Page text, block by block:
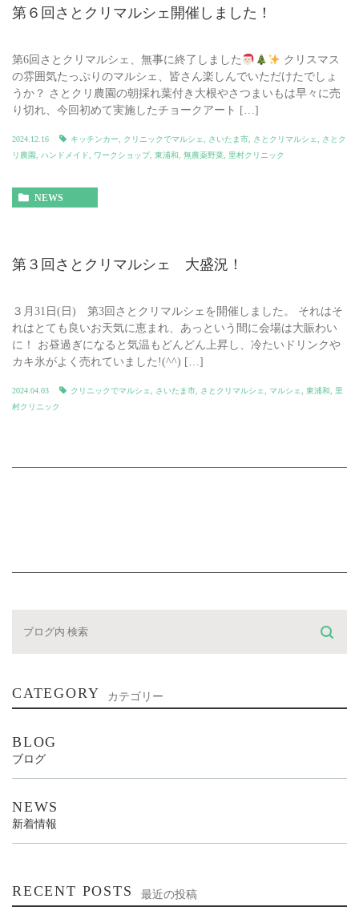
第６回さとクリマルシェ開催しました！
第6回さとクリマルシェ、無事に終了しました
クリスマス
の雰囲気たっぷりのマルシェ、皆さん楽しんでいただけたでしょ
うか？ さとクリ農園の朝採れ葉付き大根やさつまいもは早々に売
り切れ、今回初めて実施したチョークアート […]
2024.12.16 キッチンカー クリニックでマルシェ さいたま市 さとクリマルシェ
さとク
リ農園
ハンドメイド ワークショップ, 東浦和 無農薬野菜 里村クリニック
NEWS
第３回さとクリマルシェ 大盛況！
３月31日(日) 第3回さとクリマルシェを開催しました。 それはそ
れはとても良いお天気に恵まれ、あっという間に会場は大賑わい
に！ お昼過ぎになると気温もどんどん上昇し、冷たいドリンクや
カキ氷がよく売れていました!(^^) […]
2024.04.03 クリニックでマルシェ, さいたま市, さとクリマルシェ, マルシェ, 東浦和, 里
村クリニック
CATEGORY カテゴリー
BLOG
ブログ
NEWS
新着情報
RECENT POSTS 最近の投稿